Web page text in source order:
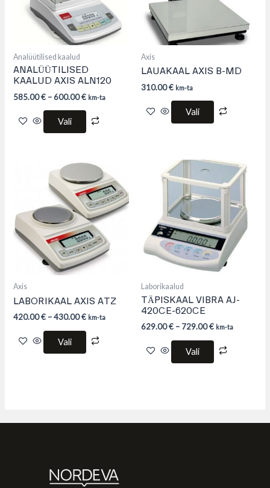
Analüütilised kaalud
ANALÜÜTILISED
KAALUD AXIS ALN120
585.00€ –600.00€ km-ta
Vali
may
be
chosen
on
Axis
LAUAKAAL AXIS B-MD
310.00€ km-ta
Vali
be
chosen
on
the
page
Axis
LABORIKAAL AXIS ATZ
420.00€ –430.00€ km-ta
Vali
product
has
multiple
variants.
The
may
be
chosen
page
Laborikaalud
TÄPISKAAL VIBRA AJ-
420CE-620CE
629.00€ – 729.00€ km-ta
Vali
This
product
has
variants.
The
options
may
be
chosen
page